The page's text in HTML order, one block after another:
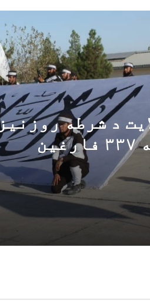
کډوال د
له زندانونو
ته